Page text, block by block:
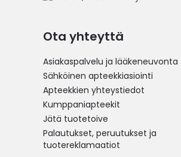
Ota yhteyttä
Asiakaspalvelu ja lääkeneuvonta
Sähköinen apteekkiasiointi
Apteekkien yhteystiedot
Kumppaniapteekit
Jätä tuotetoive
Palautukset, peruutukset ja
tuotereklamaatiot